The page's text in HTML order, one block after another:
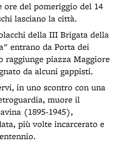
ore del pomeriggio del 14
lasciano la città.
della III Brigata della
entrano da Porta dei
piazza Maggiore
da alcuni gappisti.
in uno scontro con una
muore il
(1895-1945),
più volte incarcerato e